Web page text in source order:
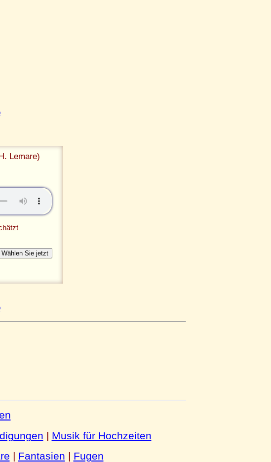
Lemare)
| Musik für Hochzeiten
| Fantasien | Fugen